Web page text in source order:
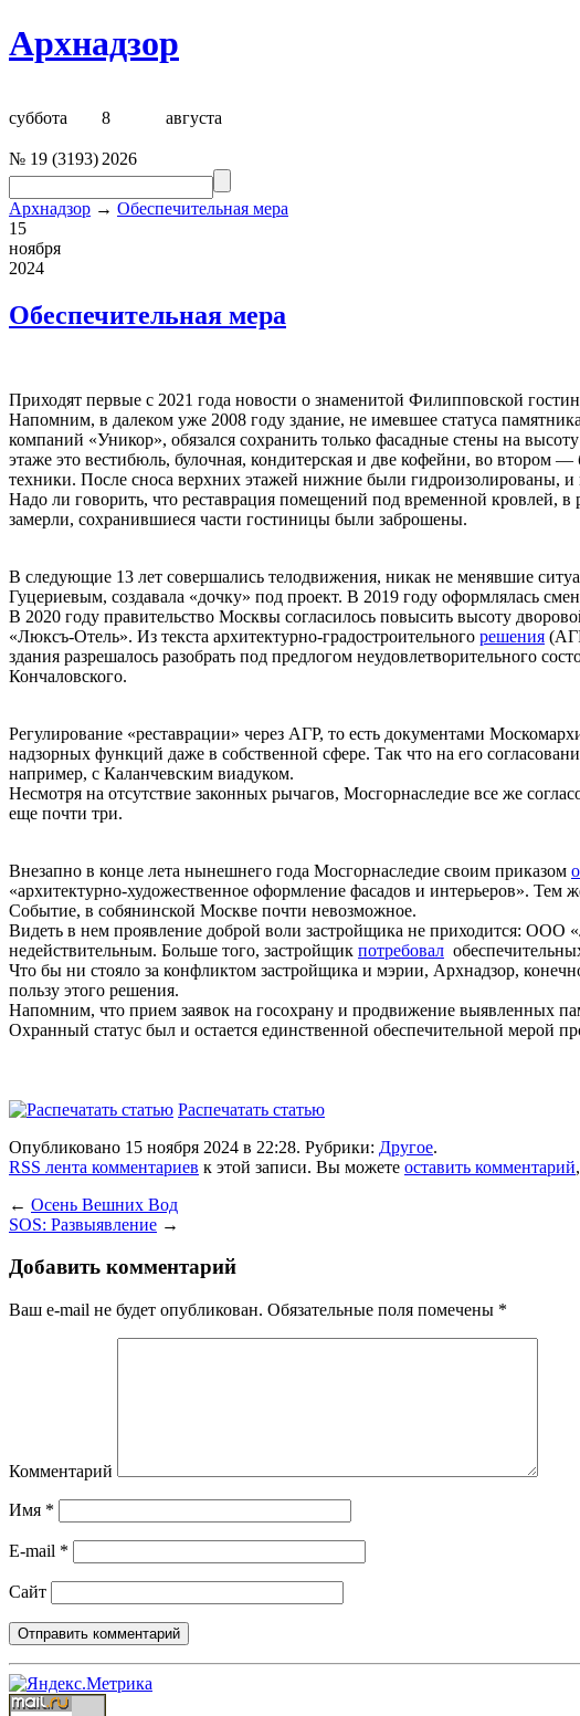
Архнадзор
суббота 8 августа
№ 19 (3193) 2026
Архнадзор → Обеспечительная мера
15
ноября
2024
Обеспечительная мера
Приходят первые с 2021 года новости о знаменитой Филипповской
Напомним, в далеком уже 2008 году здание, не имевшее статуса
компаний «Уникор», обязался сохранить только фасадные стены на
этаже это вестибюль, булочная, кондитерская и две кофейни, во втором
техники. После сноса верхних этажей нижние были гидроизолированы, и
Надо ли говорить, что реставрация помещений под временной кровлей,
замерли, сохранившиеся части гостиницы были заброшены.
В следующие 13 лет совершались телодвижения, никак не менявшие
Гуцериевым, создавала «дочку» под проект. В 2019 году оформлялась
В 2020 году правительство Москвы согласилось повысить высоту
«Люксъ-Отель». Из текста архитектурно-градостроительного решения
здания разрешалось разобрать под предлогом неудовлетворительного
Кончаловского.
Регулирование «реставрации» через АГР, то есть документами
надзорных функций даже в собственной сфере. Так что на его
например, с Каланчевским виадуком.
Несмотря на отсутствие законных рычагов, Мосгорнаследие все же
еще почти три.
Внезапно в конце лета нынешнего года Мосгорнаследие своим приказом
«архитектурно-художественное оформление фасадов и интерьеров».
Событие, в собянинской Москве почти невозможное.
Видеть в нем проявление доброй воли застройщика не приходится:
недействительным. Больше того, застройщик потребовал
Что бы ни стояло за конфликтом застройщика и мэрии, Архнадзор,
пользу этого решения.
Напомним, что прием заявок на госохрану и продвижение выявленных
Охранный статус был и остается единственной обеспечительной мерой
Распечатать статью
Опубликовано 15 ноября 2024 в 22:28. Рубрики: Другое.
RSS лента комментариев к этой записи. Вы можете оставить комментарий
← Осень Вешних Вод
SOS: Развыявление →
Добавить комментарий
Ваш e-mail не будет опубликован. Обязательные поля помечены *
Комментарий
Имя *
E-mail *
Сайт